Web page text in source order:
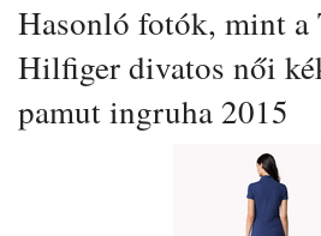
Hasonló fotók, mint a
Hilfiger divatos női
pamut ingruha 2015